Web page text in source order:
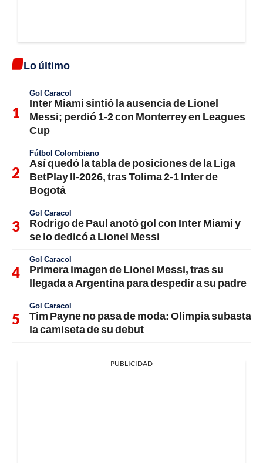
Lo último
Gol Caracol
Inter Miami sintió la ausencia de Lionel
Messi; perdió 1-2 con Monterrey en Leagues
Cup
Fútbol Colombiano
Así quedó la tabla de posiciones de la Liga
BetPlay II-2026, tras Tolima 2-1 Inter de
Bogotá
Gol Caracol
Rodrigo de Paul anotó gol con Inter Miami y
se lo dedicó a Lionel Messi
Gol Caracol
Primera imagen de Lionel Messi, tras su
llegada a Argentina para despedir a su padre
Gol Caracol
Tim Payne no pasa de moda: Olimpia subasta
la camiseta de su debut
PUBLICIDAD